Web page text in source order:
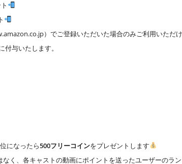
）でご登録いただいた場合のみご利用いただ
与いたします。
になったら500フリーコインをプレゼントします
く、各キャストの動画にポイントを送ったユーザーのラ